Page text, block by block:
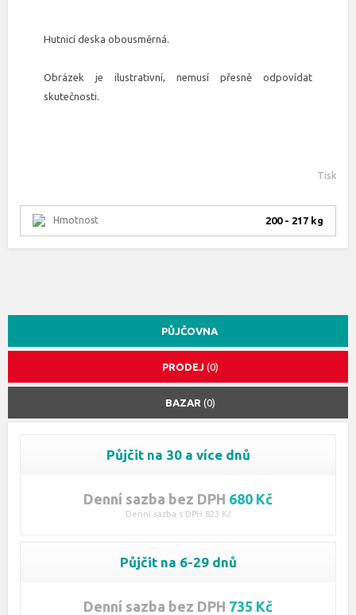
Hutnicí deska obousměrná.
Obrázek je ilustrativní, nemusí přesně odpovídat
skutečnosti.
Tisk
Hmotnost 200 - 217 kg
PŮJČOVNA
PRODEJ (0)
BAZAR (0)
Půjčit na 30 a více dnů
Denní sazba bez DPH 680 Kč
Denní sazba s DPH 823 Kč
Půjčit na 6-29 dnů
Denní sazba bez DPH 735 Kč